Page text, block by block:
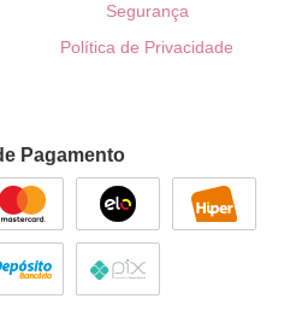
Segurança
Política de Privacidade
Pagamento